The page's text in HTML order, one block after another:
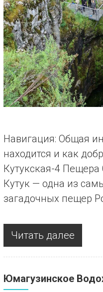
Навигация: Общая
находится и как
Кутукская-4
Кутук — одна из
загадочных пещер
Читать далее
Юмагузинское